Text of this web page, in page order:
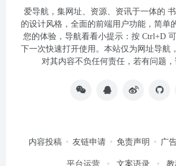
爱导航，集网址、资源、资讯于一体的
的设计风格，全面的前端用户功能，简单
您的体验，导航看看小提示：按 Ctrl+D
下一次快速打开使用。本站仅为网址导航
对其内容不负任何责任，若有问题，
内容投稿 友链申请 免责声明 广
平台运营 文案语录